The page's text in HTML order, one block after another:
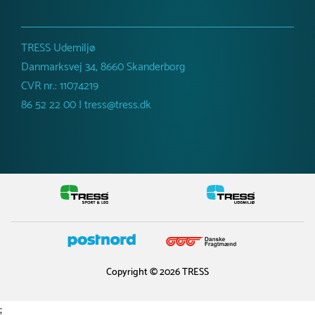
TRESS Udemiljø
Danmarksvej 34, 8660 Skanderborg
CVR nr.: 11074219
86 52 22 00 | tress@tress.dk
Copyright © 2026 TRESS
;